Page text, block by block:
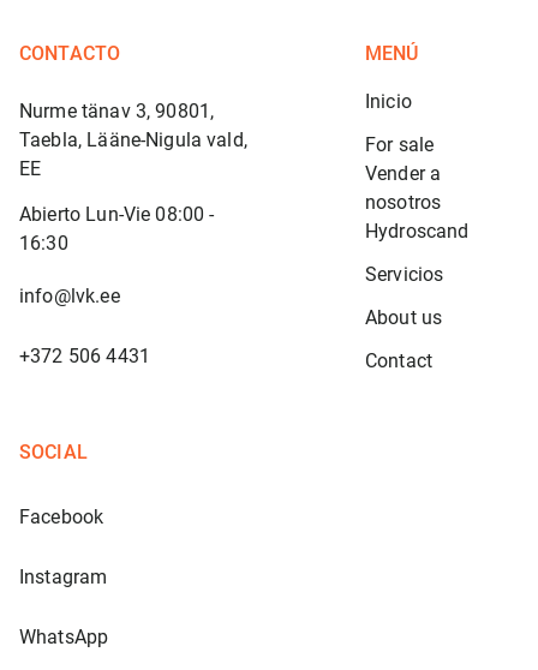
CONTACTO
Nurme tänav 3, 90801,
Taebla, Lääne-Nigula vald,
EE
Abierto Lun-Vie 08:00 -
16:30
info@lvk.ee
+372 506 4431
MENÚ
Inicio
For sale
Vender a
nosotros
Hydroscand
Servicios
About us
Contact
SOCIAL
Facebook
Instagram
WhatsApp